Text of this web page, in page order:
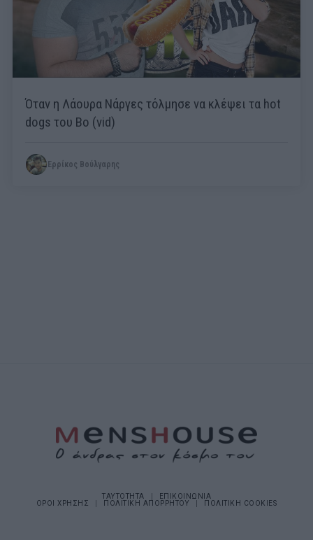
Όταν η Λάουρα Νάργες τόλμησε να κλέψει τα hot
dogs του Bo (vid)
Ερρίκος Βούλγαρης
ΤΑΥΤΟΤΗΤΑ
ΕΠΙΚΟΙΝΩΝΙΑ
ΟΡΟΙ ΧΡΗΣΗΣ
ΠΟΛΙΤΙΚΗ ΑΠΟΡΡΗΤΟΥ ΠΟΛΙΤΙΚΗ COOKIES